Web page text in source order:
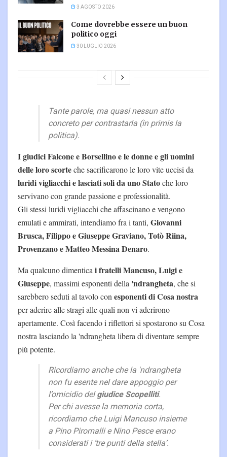
3 AGOSTO 2026
Come dovrebbe essere un buon
politico oggi
30 LUGLIO 2026
Tante parole, ma quasi nessun atto
concreto per contrastarla (in primis la
politica).
I giudici Falcone e Borsellino e le donne e gli uomini
delle loro scorteche sacrificarono le loro vite uccisi da
luridi vigliacchi e lasciati soli da uno Statoche loro
servivano con grande passione e professionalità.
Gli stessi luridi vigliacchi che affascinano e vengono
emulati e ammirati, intendiamo fra i tanti, Giovanni
Brusca, Filippo e Giuseppe Graviano, Totò Riina,
Provenzano e Matteo Messina Denaro.
Ma qualcuno dimenticai fratelli Mancuso, Luigi e
Giuseppe, massimi esponenti della 'ndrangheta, che si
sarebbero seduti al tavolo conesponenti di Cosa nostra
per aderire alle stragi alle quali non vi aderirono
apertamente. Così facendo i riflettori si spostarono su Cosa
nostra lasciando la 'ndrangheta libera di diventare sempre
più potente.
Ricordiamo anche che la 'ndrangheta
non fu esente nel dare appoggio per
l’omicidio delgiudice Scopelliti.
Per chi avesse la memoria corta,
ricordiamo che Luigi Mancuso insieme
a Pino Piromalli e Nino Pesce erano
considerati i ‘tre punti della stella’.